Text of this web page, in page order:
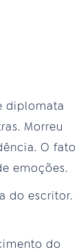
diplomata
Morreu
O fato
emoções.
do escritor.
do